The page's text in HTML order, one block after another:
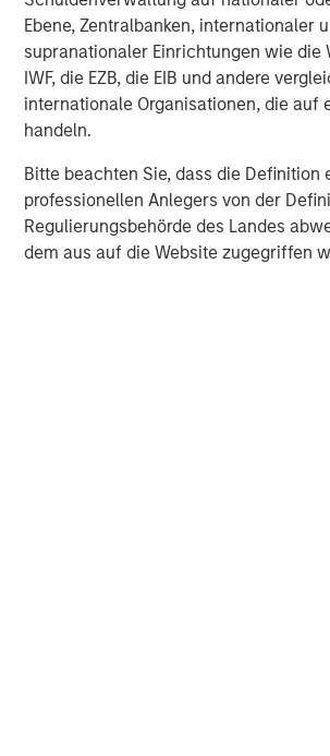
Ebene, Zentralbanken, internationaler
supranationaler Einrichtungen wie die
IWF, die EZB, die EIB und andere
internationale Organisationen, die auf
handeln.
Bitte beachten Sie, dass die Definition
professionellen Anlegers von der
Regulierungsbehörde des Landes
dem aus auf die Website zugegriffen
LinkedIn’s “Startups: The 50 Industry
to Know Now,” and CRN’s “2017
Storage” lists. For more information,
visitwww.cohesity.com.
that you are navigating to a third party
providing these hyperlinks to you only
and the inclusion of any hyperlink is
imply any endorsement, approval,